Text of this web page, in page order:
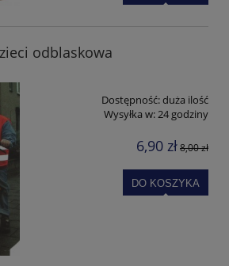
odblaskowa
Dostępność:duża ilość
Wysyłka w:24 godziny
6,90 zł8,00 zł
DO KOSZYKA